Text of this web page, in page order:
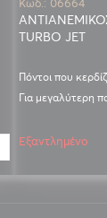
TURBO JET
Πόντοι που
Για μεγαλύτερη
Εξαντλημένο